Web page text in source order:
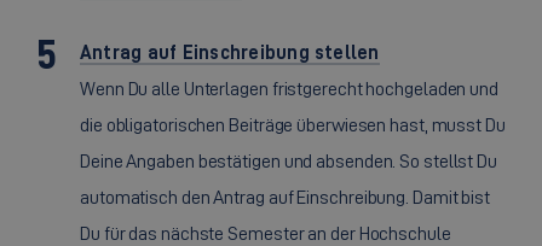
Antrag auf Einschreibung stellen
Wenn Du alle Unterlagen fristgerecht hochgeladen und
die obligatorischen Beiträge überwiesen hast, musst Du
Deine Angaben bestätigen und absenden. So stellst Du
automatisch den Antrag auf Einschreibung. Damit bist
Du für das nächste Semester an der Hochschule